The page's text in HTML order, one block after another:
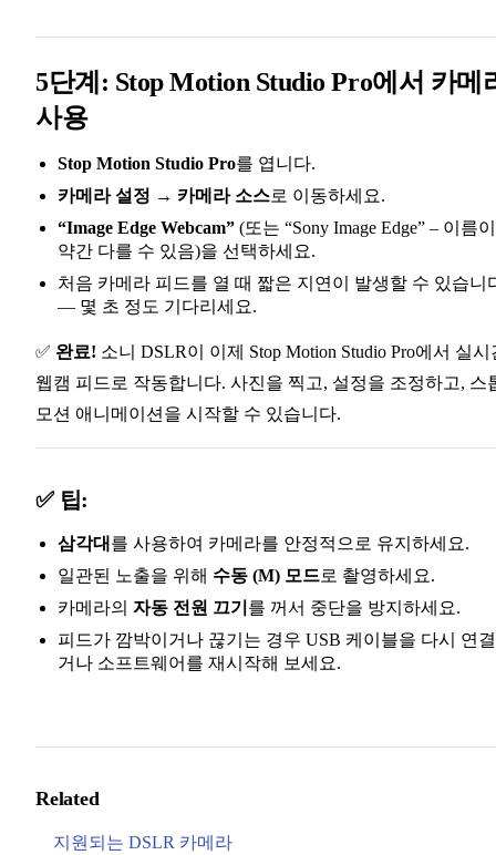
5단계: Stop Motion Studio Pro에서 카메
사용
Stop Motion Studio Pro를 엽니다.
카메라 설정 → 카메라 소스로 이동하세요.
“Image Edge Webcam” (또는 “Sony Image Edge” – 이름이
약간 다를 수 있음)을 선택하세요.
처음 카메라 피드를 열 때 짧은 지연이 발생할 수 있습니
— 몇 초 정도 기다리세요.
✅ 완료! 소니 DSLR이 이제 Stop Motion Studio Pro에서 실시
웹캠 피드로 작동합니다. 사진을 찍고, 설정을 조정하고, 스
모션 애니메이션을 시작할 수 있습니다.
✅ 팁:
삼각대 를 사용하여 카메라를 안정적으로 유지하세요.
일관된 노출을 위해 수동 (M) 모드로 촬영하세요.
카메라의 자동 전원 끄기 를 꺼서 중단을 방지하세요.
피드가 깜박이거나 끊기는 경우 USB 케이블을 다시 연
거나 소프트웨어를 재시작해 보세요.
Related
지원되는 DSLR 카메라